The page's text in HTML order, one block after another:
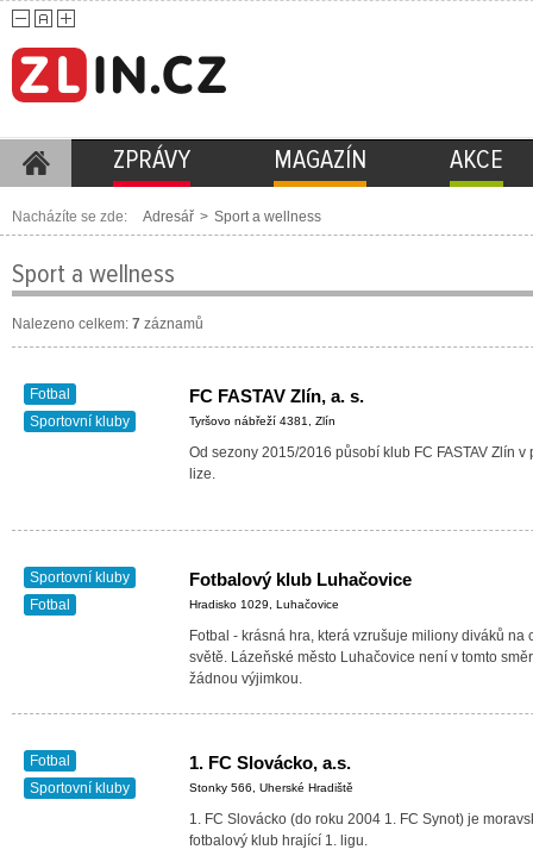
ZPRÁVY MAGAZÍN AKCE
Nacházíte se zde: Adresář > Sport a wellness
Sport a wellness
Nalezeno celkem: 7 záznamů
Fotbal
Sportovní kluby
FC FASTAV Zlín, a. s.
Tyršovo nábřeží 4381, Zlín
Od sezony 2015/2016 působí klub FC FASTAV Zlín v
lize.
Sportovní kluby
Fotbal
Fotbalový klub Luhačovice
Hradisko 1029, Luhačovice
Fotbal - krásná hra, která vzrušuje miliony diváků na
světě. Lázeňské město Luhačovice není v tomto
žádnou výjimkou.
Fotbal
Sportovní kluby
1. FC Slovácko, a.s.
Stonky 566, Uherské Hradiště
1. FC Slovácko (do roku 2004 1. FC Synot) je
fotbalový klub hrající 1. ligu.